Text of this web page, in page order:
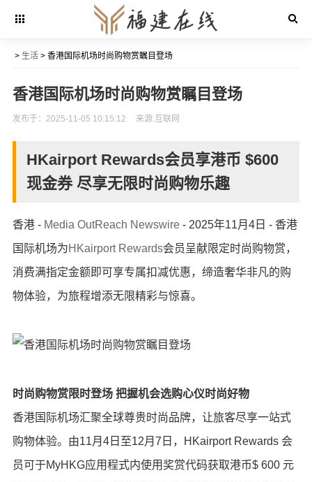
> 生活> 香港国际机场时尚购物赏瞩目登场
香港国际机场时尚购物赏瞩目登场
发布于：2025-11-05 10:15:12 来源:互联网
HKairport Rewards会员享港币 $600
现金券 尽享无限时尚购物乐趣
香港 - Media OutReach Newswire- 2025年11月4日 - 香港
国际机场为HKairport Rewards会员呈献限定时尚购物赏，
消费满指定金额即可享专属扣减优惠，缔造奢华非凡的购
物体验，为旅程增添无限精彩与惊喜。
时尚购物赏限时登场 把握机会选购心仪时尚好物
香港国际机场汇聚全球尊贵时尚品牌，让旅客尽享一站式
购物体验。由11月4日至12月7日，HKairport Rewards 会
员可于MyHKG应用程式内使用奖赏代码获取港币$ 600 元